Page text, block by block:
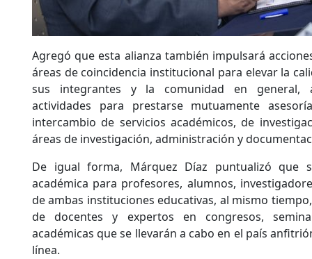
Agregó que esta alianza también impulsará
áreas de coincidencia institucional para elevar la
sus integrantes y la comunidad en general,
actividades para prestarse mutuamente
intercambio de servicios académicos, de
áreas de investigación, administración y
De igual forma, Márquez Díaz puntualizó que
académica para profesores, alumnos,
de ambas instituciones educativas, al mismo
de docentes y expertos en congresos,
académicas que se llevarán a cabo en el país
línea.